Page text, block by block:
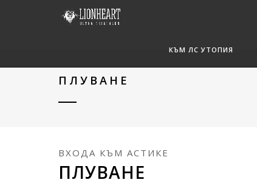
КЪМ ЛС УТОПИЯ
ПЛУВАНЕ
ВХОДА КЪМ АСТИКЕ
ПЛУВАНЕ